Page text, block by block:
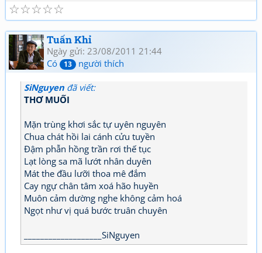
☆
☆
☆
☆
☆
Tuấn Khỉ
Ngày gửi: 23/08/2011 21:44
Có
13 người thích
SiNguyen đã viết:
THƠ MUỐI
Mặn trùng khơi sắc tự uyên nguyên
Chua chát hồi lai cánh cửu tuyền
Đậm phẫn hồng trần rơi thế tục
Lạt lòng sa mã lướt nhân duyên
Mát the đầu lưỡi thoa mê đắm
Cay ngự chân tâm xoá hão huyền
Muôn cảm dường nghe không cảm hoá
Ngọt như vị quá bước truân chuyên
___________________SiNguyen